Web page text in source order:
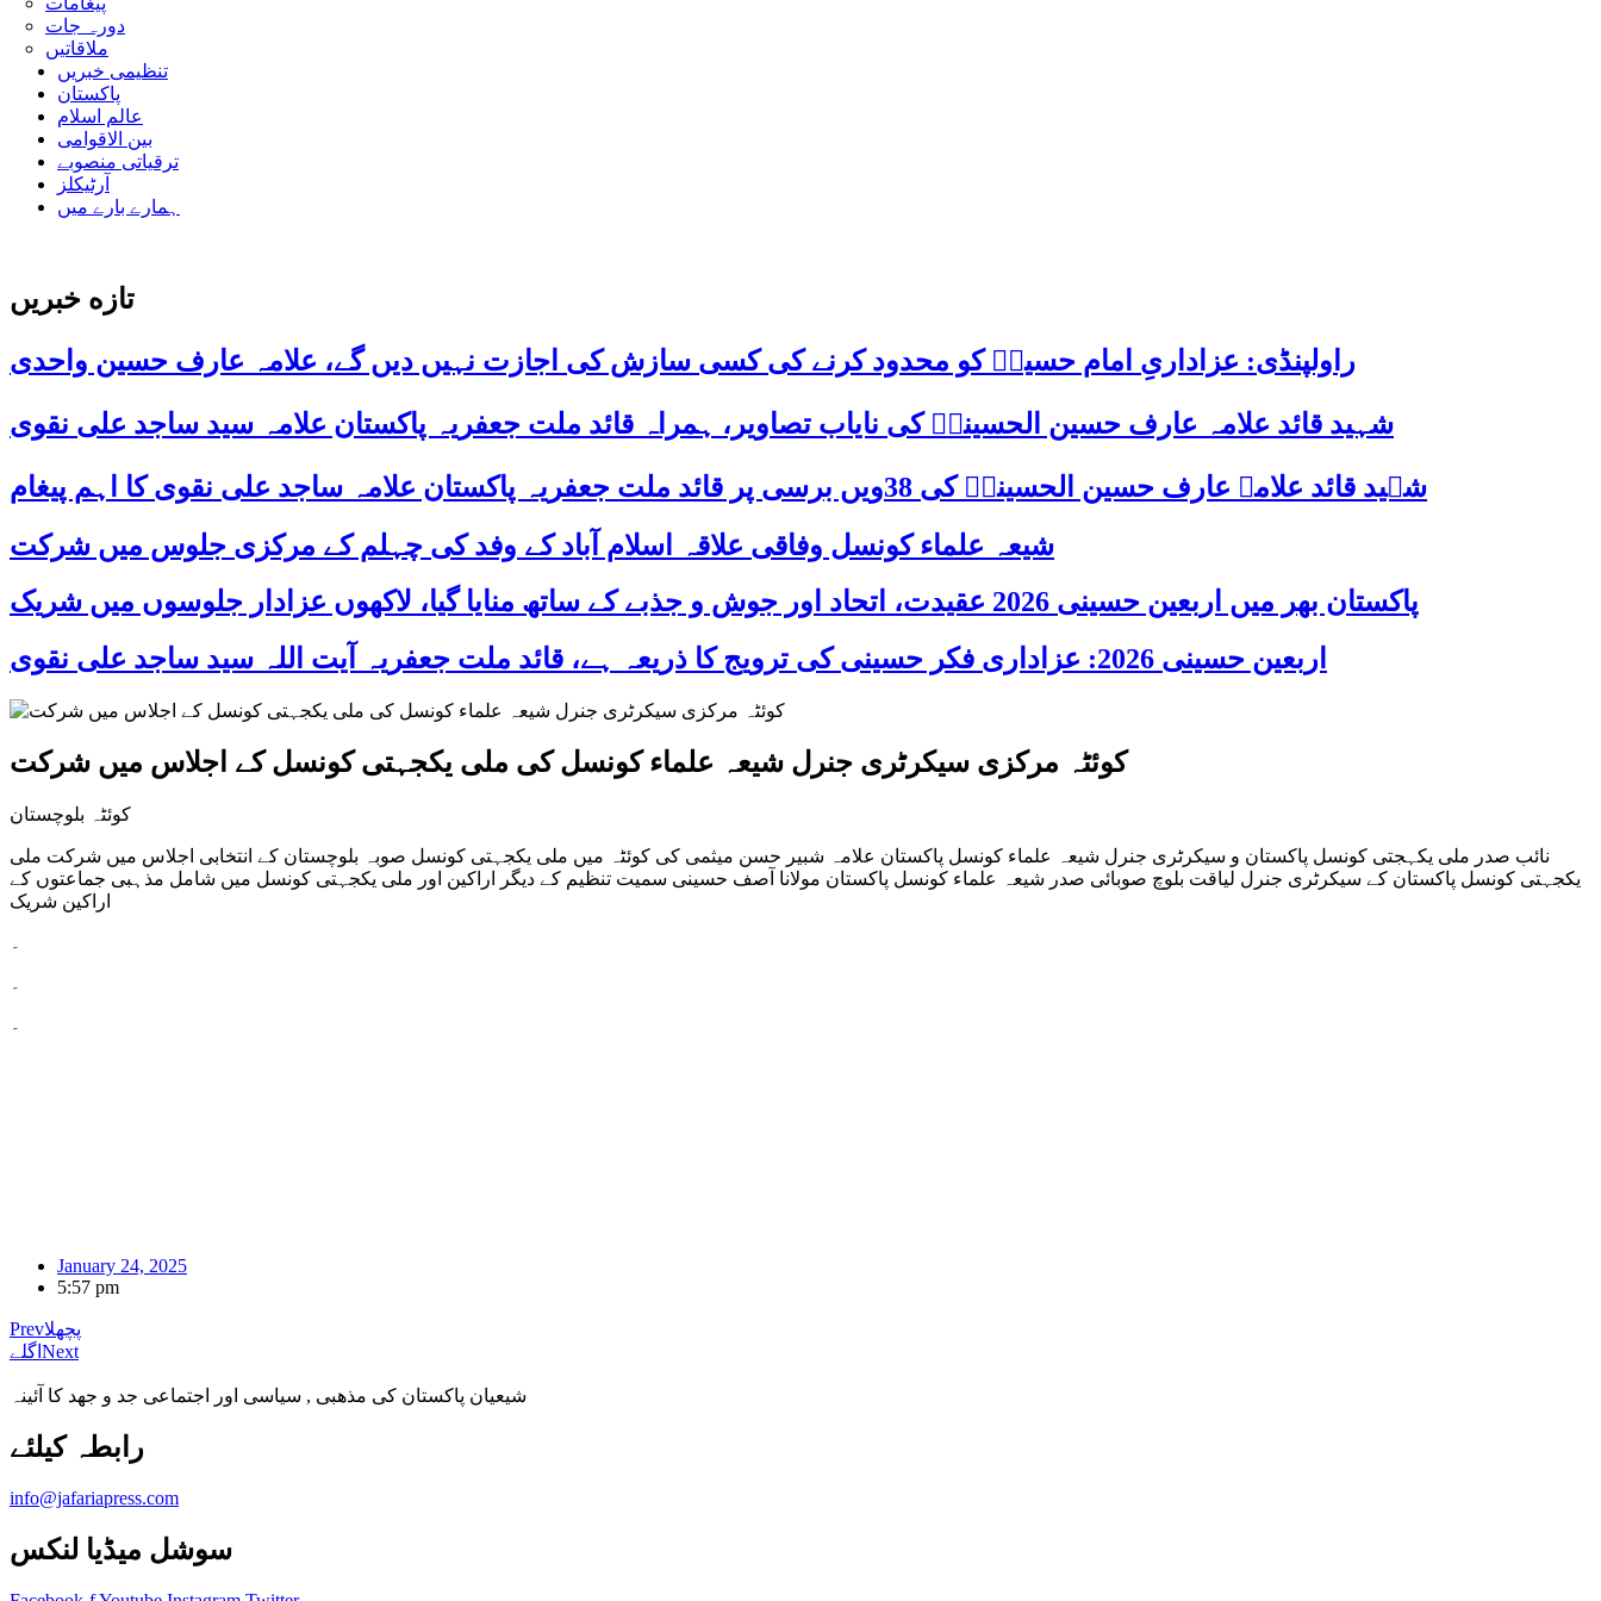
دورہ جات
ملاقاتیں
تنظیمی خبریں
پاکستان
عالم اسلام
بین الاقوامی
ترقیاتی منصوبے
آرٹیکلز
ہمارے بارے میں
تازه خبریں
راولپنڈی: عزاداریِ امام حسینؑ کو محدود کرنے کی کسی سازش کی اجازت نہیں دیں گے، علامہ عارف حسین واحدی
شہید قائد علامہ عارف حسین الحسینیؒ کی نایاب تصاویر، ہمراہ قائد ملت جعفریہ پاکستان علامہ سید ساجد علی نقوی
شہید قائد علامہ عارف حسین الحسینیؒ کی 38ویں برسی پر قائد ملت جعفریہ پاکستان علامہ ساجد علی نقوی کا اہم پیغام
شیعہ علماء کونسل وفاقی علاقہ اسلام آباد کے وفد کی چہلم کے مرکزی جلوس میں شرکت
پاکستان بھر میں اربعین حسینی 2026 عقیدت، اتحاد اور جوش و جذبے کے ساتھ منایا گیا، لاکھوں عزادار جلوسوں میں شریک
اربعین حسینی 2026: عزاداری فکر حسینی کی ترویج کا ذریعہ ہے، قائد ملت جعفریہ آیت اللہ سید ساجد علی نقوی
کوئٹہ مرکزی سیکرٹری جنرل شیعہ علماء کونسل کی ملی یکجہتی کونسل کے اجلاس میں شرکت
کوئٹہ بلوچستان
نائب صدر ملی یکہجتی کونسل پاکستان و سیکرٹری جنرل شیعہ علماء کونسل پاکستان علامہ شبیر حسن میثمی کی کوئٹہ میں ملی یکجہتی کونسل صوبہ بلوچستان کے انتخابی اجلاس میں شرکت ملی
یکجہتی کونسل پاکستان کے سیکرٹری جنرل لیاقت بلوچ صوبائی صدر شیعہ علماء کونسل پاکستان مولانا آصف حسینی سمیت تنظیم کے دیگر اراکین اور ملی یکجہتی کونسل میں شامل مذہبی جماعتوں کے
اراکین شریک
January 24, 2025
5:57 pm
Prevپچھلا
اگلے Next
شیعیان پاکستان کی مذهبی , سیاسی اور اجتماعی جد و جهد کا آئینہ
info@jafariapress.com​
سوشل میڈیا لنکس